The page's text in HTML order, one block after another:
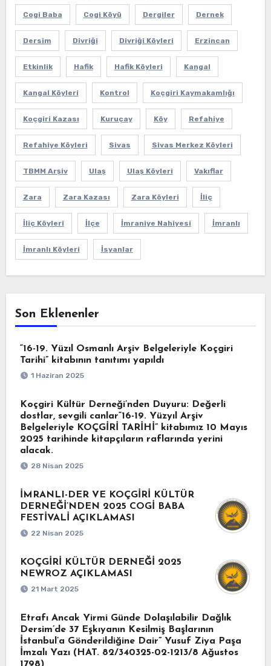
Cogi Baba Cogi Köyü Dergiler Dernek
Dersim Divriği Divriği Köyleri Erzincan
Etkinlik Hafik Hafik Köyleri Kangal
Kangal Köyleri Kontrol Koçgiri Kaymakamlığı
Koçgiri Kazası Kuruçay Köy Refahiye
Refahiye Köyleri Sivas Sivas Merkez Köyleri
TBMM Arşiv Ulaş Ulaş Köyleri Vakıflar
Zara Zara Kazası Zara Köyleri İliç
İliç Köyleri İlçe İmraniye Nahiyesi İmranlı
İmranlı Köyleri İsyanlar
Son Eklenenler
“16-19. Yüzıl Osmanlı Arşiv Belgeleriyle Koçgiri
Tarihi” kitabının tanıtımı yapıldı
1 Haziran 2025
Koçgiri Kültür Derneği’nden Duyuru: Değerli
dostlar, sevgili canlar“16-19. Yüzyıl Arşiv
Belgeleriyle KOÇGİRİ TARİHİ” kitabımız 10 Mayıs
2025 tarihinde kitapçıların raflarında yerini
alacak.
28 Nisan 2025
İMRANLI-DER VE KOÇGİRİ KÜLTÜR
DERNEĞİ’NDEN 2025 COGİ BABA
FESTİVALİ AÇIKLAMASI
22 Nisan 2025
KOÇGİRİ KÜLTÜR DERNEĞİ 2025
NEWROZ AÇIKLAMASI
21 Mart 2025
Etrafı Ancak Yirmi Günde Dolaşılabilir Dağlık
Dersim’de 37 Eşkıyanın Kesilmiş Başlarının
İstanbul’a Gönderildiğine Dair” Yusuf Ziya Paşa
İmzalı Yazı (HAT. 82/340325-02-1213/8 Ağustos